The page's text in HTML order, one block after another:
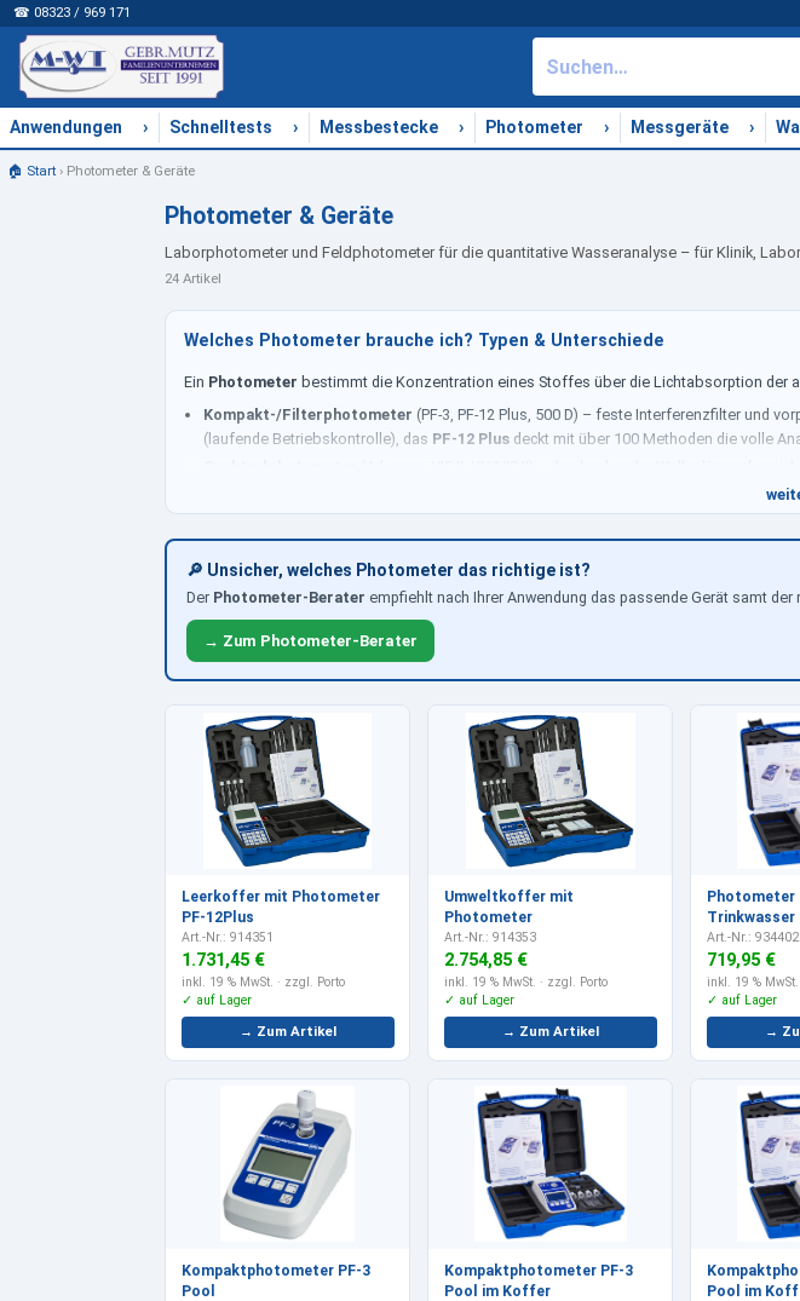
☎ 08323 / 969 171
Anwendungen › Schnelltests › Messbestecke › Photometer › Messgeräte ›
🏠 Start› Photometer & Geräte
Photometer & Geräte
Laborphotometer und Feldphotometer für die quantitative Wasseranalyse – für Klinik,
24 Artikel
Welches Photometer brauche ich? Typen & Unterschiede
Ein Photometer bestimmt die Konzentration eines Stoffes über die Lichtabsorption der
Kompakt-/Filterphotometer (PF-3, PF-12 Plus, 500 D) – feste Interferenzfilter und
(laufende Betriebskontrolle), das PF-12 Plusdeckt mit über 100 Methoden die volle
🔎 Unsicher, welches Photometer das richtige ist?
Der Photometer-Berater empfiehlt nach Ihrer Anwendung das passende Gerät samt
→ Zum Photometer-Berater
Leerkoffer mit Photometer
PF-12Plus
Art.-Nr.: 914351
1.731,45 €
inkl. 19 % MwSt. · zzgl. Porto
✓ auf Lager
→ Zum Artikel
Umweltkoffer mit
Photometer
Art.-Nr.: 914353
2.754,85 €
inkl. 19 % MwSt. · zzgl. Porto
✓ auf Lager
→ Zum Artikel
Photometer
Art.-Nr.: 934402
719,95 €
inkl. 19 % MwSt.
✓ auf Lager
→
Kompaktphotometer PF-3
Pool
Kompaktphotometer PF-3
Pool im Koffer
Pool im